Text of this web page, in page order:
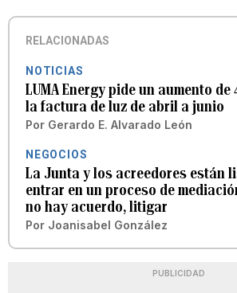
RELACIONADAS
NOTICIAS
LUMA Energy pide un aumento
la factura de luz de abril a junio
Por Gerardo E. Alvarado León
NEGOCIOS
La Junta y los acreedores están
entrar en un proceso de
no hay acuerdo, litigar
Por Joanisabel González
PUBLICIDAD